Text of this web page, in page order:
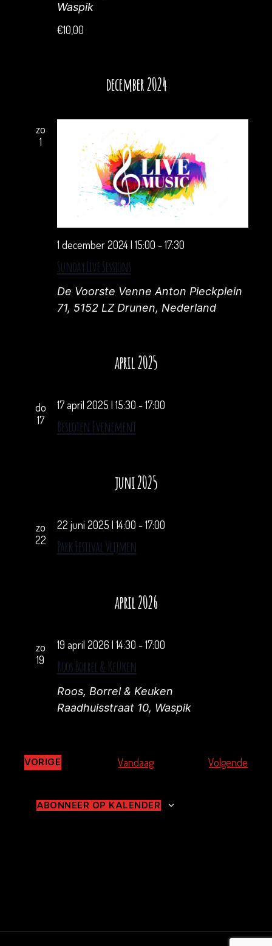
Waspik
€10,00
december 2024
zo
1
Sunday Live Sessions
1 december 2024 | 15:00 -17:30
De Voorste Venne Anton Pieckplein
71, 5152 LZ Drunen, Nederland
april 2025
do
17
Besloten Evenement
17 april 2025 | 15:30 -17:00
juni 2025
zo
22
Park Festival Vlijmen
22 juni 2025 | 14:00 -17:00
april 2026
zo
19
Roos Borrel & Keuken
19 april 2026 | 14:30 -17:00
Roos, Borrel & Keuken
Raadhuisstraat 10, Waspik
VORIGE
E
N
Vandaag Volgende
ABONNEER OP KALENDER